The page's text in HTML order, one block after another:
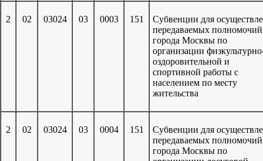
2 02 03024 03 0003 151
Субвенции для
передаваемых
города Москвы по
организации
оздоровительной и
спортивной работы с
населением по месту
жительства
2 02 03024 03 0004 151
Субвенции для
передаваемых
города Москвы по